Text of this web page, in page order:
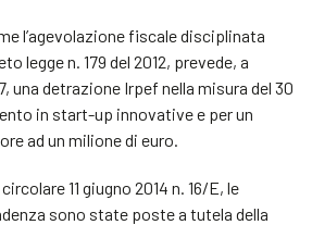
l’agevolazione fiscale disciplinata
legge n. 179 del 2012, prevede, a
una detrazione Irpef nella misura del 30
in start-up innovative e per un
ad un milione di euro.
11 giugno 2014 n. 16/E, le
sono state poste a tutela della